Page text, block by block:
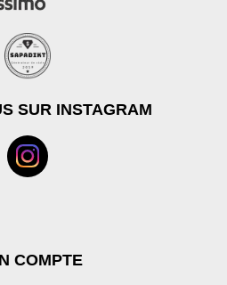
SUR INSTAGRAM
COMPTE